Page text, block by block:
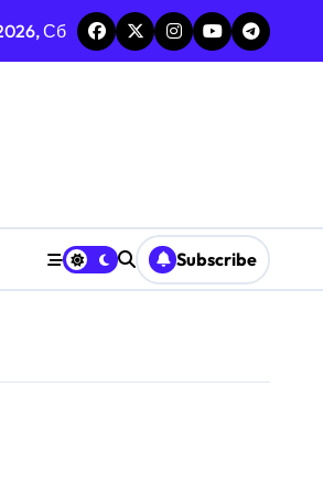
Сб
Subscribe